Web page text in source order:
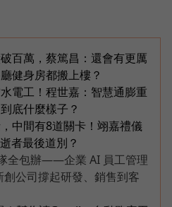
百萬，蔡篤昌：還會有更厲
健身房都搬上樓？
電工！程世嘉：智慧通膨重
底什麼樣子？
中間有8道關卡！翊嘉禮儀
者最後道別？
全包辦——企業 AI 員工管理
創公司撐起研發、銷售到客